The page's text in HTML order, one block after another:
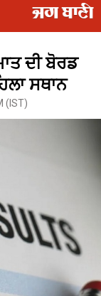
ਦੀ ਬੋਰਡ
ਸਥਾਨ
(IST)